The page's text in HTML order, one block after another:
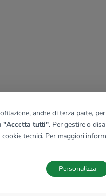
anche di terza parte,
"Accetta tutti". Per gestire o
tecnici. Per maggiori
Personalizza